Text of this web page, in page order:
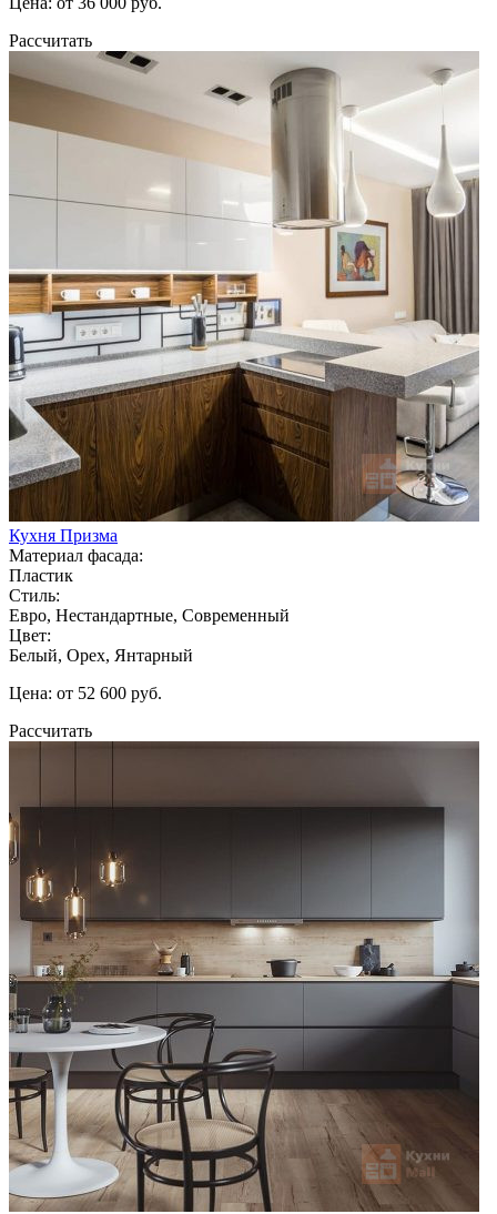
Рассчитать
Кухня Призма
Материал фасада:
Пластик
Стиль:
Евро, Нестандартные, Современный
Цвет:
Белый, Орех, Янтарный
Цена: от 52 600 руб.
Рассчитать